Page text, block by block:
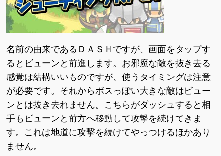
名前の由来であるＤＡＳＨですが、画面をタップす
るとビューンと前進します。お邪魔な敵を抜き去る
感覚は結構いいものですが、使うタイミングは注意
が必要です。それからボスっぽい大きな敵はビュー
ンとは抜き去れません。こちらがダッシュすると相
手もビューンと前方へ移動して攻撃を続けてきま
す。これは地道に攻撃を続けてやっつけるほかあり
ません。